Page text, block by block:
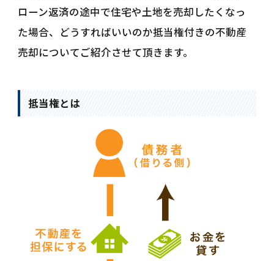
ローン返済の途中で住宅や土地を売却したくなっ
た場合、どうすればいいのか抵当権付きの不動産
売却についてご紹介させて頂きます。
抵当権とは